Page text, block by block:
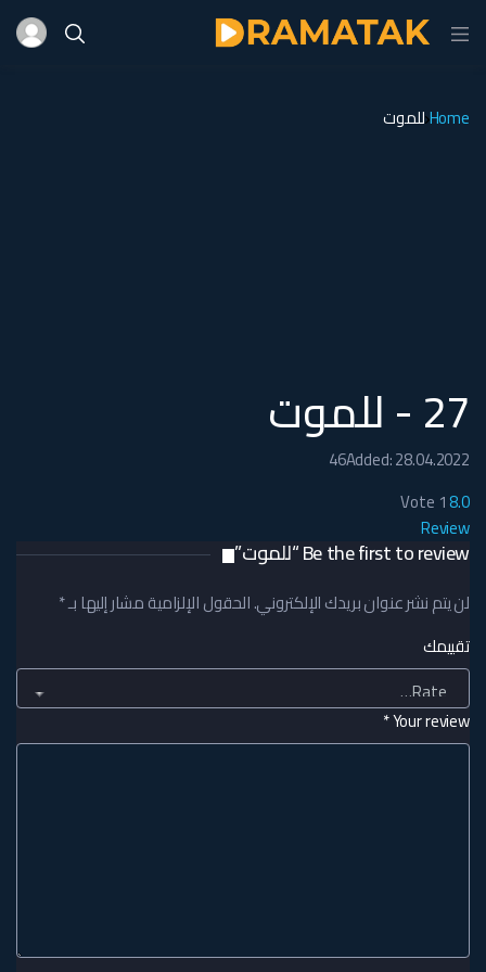
Homeللموت
27 - للموت
46Added: 28.04.2022
8.0
1
Review
Be the first to review “للموت”
لن يتم نشر عنوان بريدك الإلكتروني.الحقول الإلزامية مشار إليها بـ*
تقييمك
Your review
*